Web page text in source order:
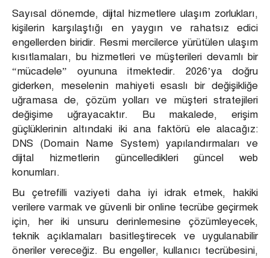
Sayısal dönemde, dijital hizmetlere ulaşım zorlukları,
kişilerin karşılaştığı en yaygın ve rahatsız edici
engellerden biridir. Resmi mercilerce yürütülen ulaşım
kısıtlamaları, bu hizmetleri ve müşterileri devamlı bir
“mücadele” oyununa itmektedir. 2026’ya doğru
giderken, meselenin mahiyeti esaslı bir değişikliğe
uğramasa de, çözüm yolları ve müşteri stratejileri
değişime uğrayacaktır. Bu makalede, erişim
güçlüklerinin altındaki iki ana faktörü ele alacağız:
DNS (Domain Name System) yapılandırmaları ve
dijital hizmetlerin güncelledikleri güncel web
konumları.
Bu çetrefilli vaziyeti daha iyi idrak etmek, hakiki
verilere varmak ve güvenli bir online tecrübe geçirmek
için, her iki unsuru derinlemesine çözümleyecek,
teknik açıklamaları basitleştirecek ve uygulanabilir
öneriler vereceğiz. Bu engeller, kullanıcı tecrübesini,